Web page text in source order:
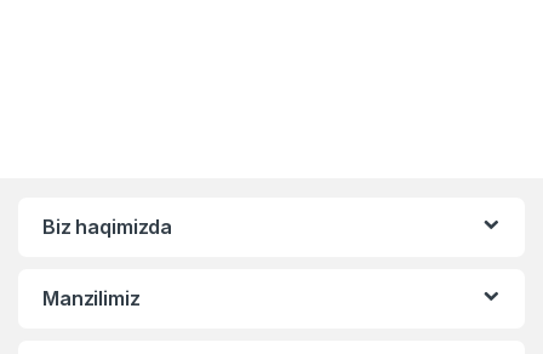
Biz haqimizda
Manzilimiz